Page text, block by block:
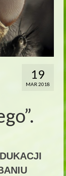
19
MAR 2018